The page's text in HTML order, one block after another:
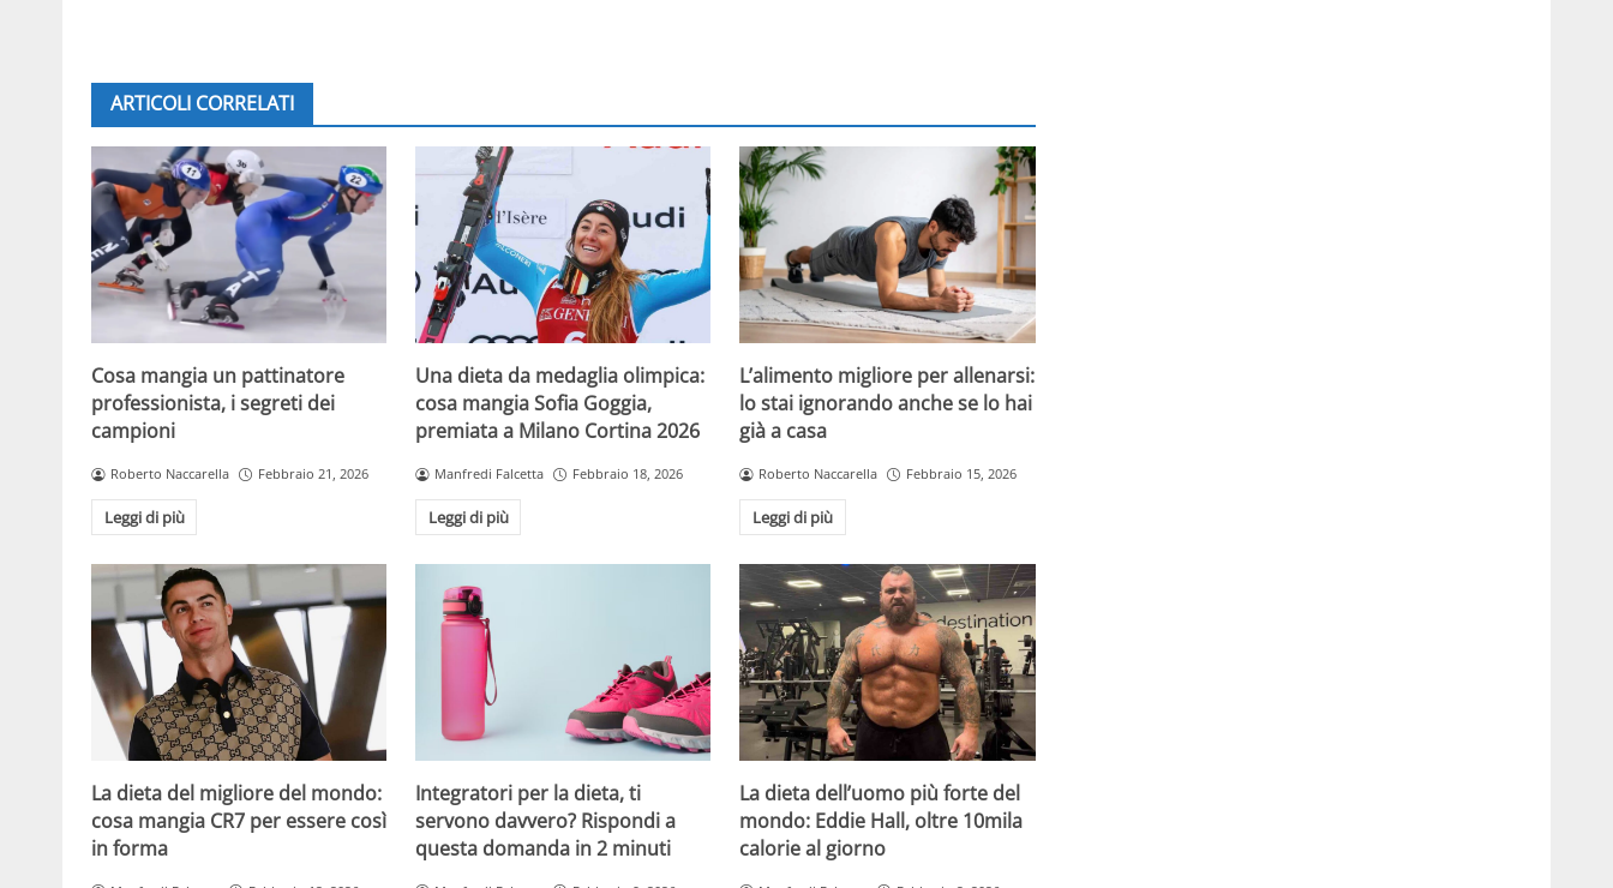
ARTICOLI CORRELATI
Cosa mangia un pattinatore
professionista, i segreti dei
campioni
Roberto Naccarella Febbraio 21, 2026
Leggi di più
Una dieta da medaglia olimpica:
cosa mangia Sofia Goggia,
premiata a Milano Cortina 2026
Manfredi Falcetta Febbraio 18, 2026
Leggi di più
L’alimento migliore per allenarsi:
lo stai ignorando anche se lo hai
già a casa
Roberto Naccarella Febbraio 15, 2026
Leggi di più
La dieta del migliore del mondo:
cosa mangia CR7 per essere così
in forma
Integratori per la dieta, ti
servono davvero? Rispondi a
questa domanda in 2 minuti
La dieta dell’uomo più forte del
mondo: Eddie Hall, oltre 10mila
calorie al giorno